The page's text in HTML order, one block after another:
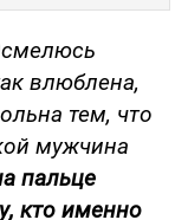
влюблена,
тем, что
мужчина
пальце
кто именно